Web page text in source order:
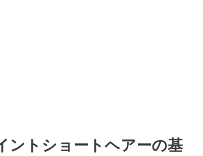
ントショートヘアーの基